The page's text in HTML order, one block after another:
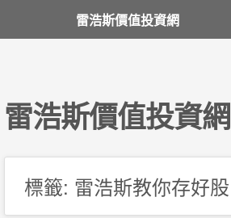
雷浩斯價值投資網
雷浩斯價值投資網
標籤: 雷浩斯教你存好股